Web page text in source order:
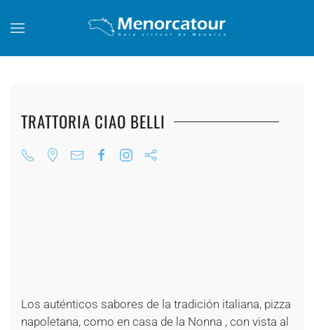
Skip to main content
TRATTORIA CIAO BELLI
Los auténticos sabores de la tradición italiana, pizza
napoletana, como en casa de la Nonna , con vista al